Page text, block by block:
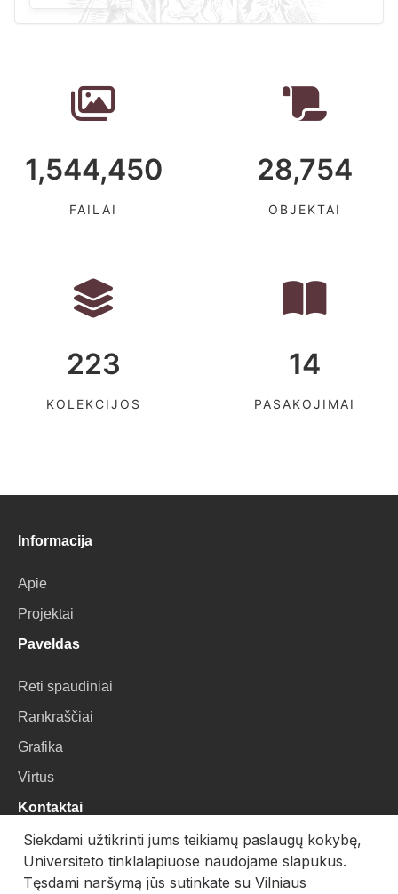
1,544,450
FAILAI
28,754
OBJEKTAI
223
KOLEKCIJOS
14
PASAKOJIMAI
Informacija
Apie
Projektai
Paveldas
Reti spaudiniai
Rankraščiai
Grafika
Virtus
Kontaktai
VU Biblioteka
Universiteto g. 3, LT-01122, Vilnius
Siekdami užtikrinti jums teikiamų paslaugų kokybę,
Universiteto tinklalapiuose naudojame slapukus.
Tęsdami naršymą jūs sutinkate su Vilniaus